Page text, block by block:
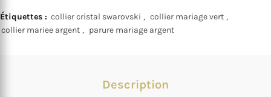
Étiquettes : collier cristal swarovski , collier mariage vert ,
collier mariee argent , parure mariage argent
Description